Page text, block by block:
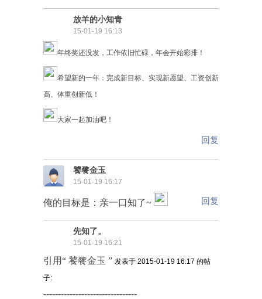
放羊的小知青
15-01-19 16:13
年终奖还没发，工作依旧忙碌，年会开始彩排！
希望新的一年：完成新目标、 实现新愿望、 工资创新
高、体重创新低！
大家一起加油吧！
回复
饕餮金玉
15-01-19 16:17
俺的目标是：亲一口知了~ 回复
先知了。
15-01-19 16:21
引用“ 饕餮金玉 ” 发表于 2015-01-19 16:17 的帖
子:
--------------------------------